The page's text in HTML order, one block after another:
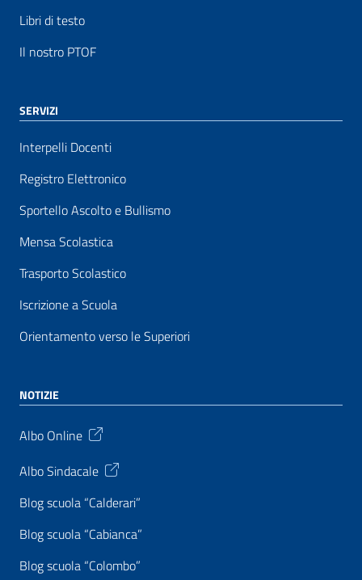
Libri di testo
Il nostro PTOF
SERVIZI
Interpelli Docenti
Registro Elettronico
Sportello Ascolto e Bullismo
Mensa Scolastica
Trasporto Scolastico
Iscrizione a Scuola
Orientamento verso le Superiori
NOTIZIE
Albo Online
Albo Sindacale
Blog scuola “Calderari”
Blog scuola “Cabianca”
Blog scuola “Colombo”